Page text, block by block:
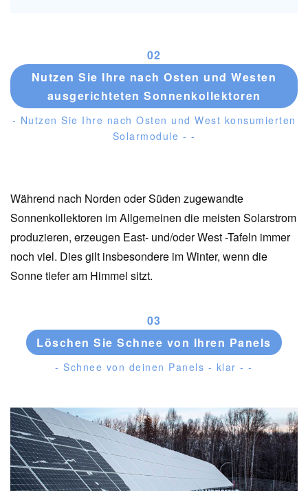
02
Nutzen Sie Ihre nach Osten und Westen
ausgerichteten Sonnenkollektoren
- Nutzen Sie Ihre nach Osten und West konsumierten
Solarmodule - -
Während nach Norden oder Süden zugewandte
Sonnenkollektoren im Allgemeinen die meisten Solarstrom
produzieren, erzeugen East- und/oder West -Tafeln immer
noch viel. Dies gilt insbesondere im Winter, wenn die
Sonne tiefer am Himmel sitzt.
03
Löschen Sie Schnee von Ihren Panels
- Schnee von deinen Panels - klar - -